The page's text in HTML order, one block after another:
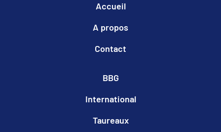
Accueil
A propos
Contact
BBG
International
Taureaux